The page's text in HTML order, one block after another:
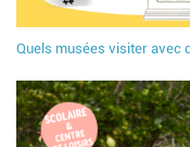
Quels musées visiter avec